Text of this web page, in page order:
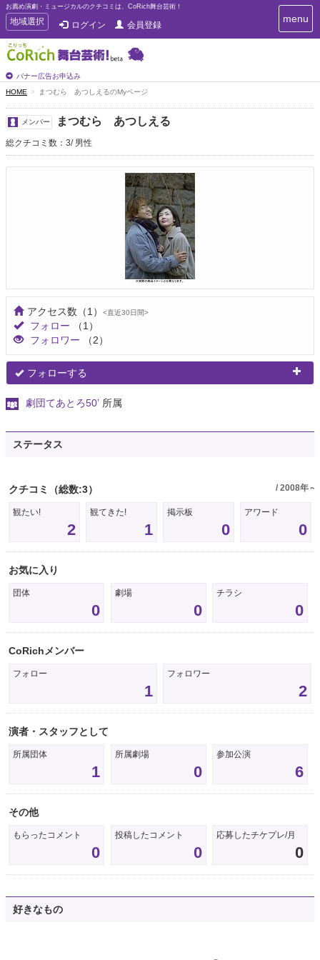
お薦め演劇・ミュージカルのクチコミは、CoRich舞台芸術！
T
o
g
g
e
n
a
v
i
g
a
t
地域選択 ログイン 会員登録
バナー広告お申込み
T
o
menu
HOME まつむら あつしえるのMyページ
メンバー まつむら あつしえる
総クチコミ数：3 男性
アクセス数 （1） <直近30日間>
フォロー
（1）
フォロワー
（2）
フォローする
劇団てあとろ50’ 所属
ステータス
クチコミ （総数:3） / 2008年～
観たい!
2
観てきた!
1
掲示板
0
アワード
0
お気に入り
団体
0
劇場
0
チラシ
0
CoRichメンバー
フォロー
1
フォロワー
2
演者・スタッフとして
所属団体
1
所属劇場
0
参加公演
6
その他
もらったコメント
0
投稿したコメント
0
応募したチケプレ/月
0
好きなもの